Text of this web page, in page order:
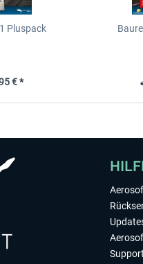
Pluspack
€ *